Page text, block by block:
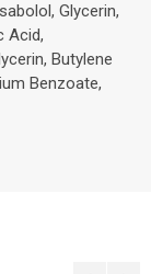
Glycerin,
Acid,
Butylene
Benzoate,